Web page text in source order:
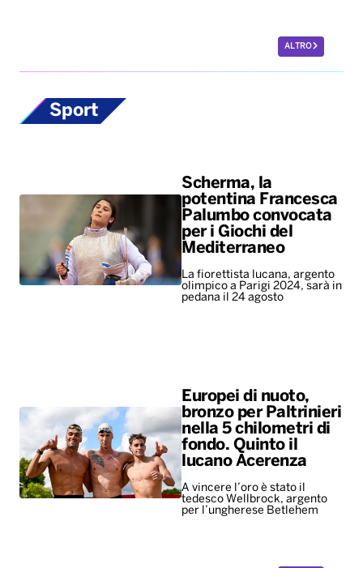
ALTRO
Sport
Scherma, la
potentina Francesca
Palumbo convocata
per i Giochi del
Mediterraneo
La fiorettista lucana, argento
olimpico a Parigi 2024, sarà in
pedana il 24 agosto
Europei di nuoto,
bronzo per Paltrinieri
nella 5 chilometri di
fondo. Quinto il
lucano Acerenza
A vincere l’oro è stato il
tedesco Wellbrock, argento
per l’ungherese Betlehem